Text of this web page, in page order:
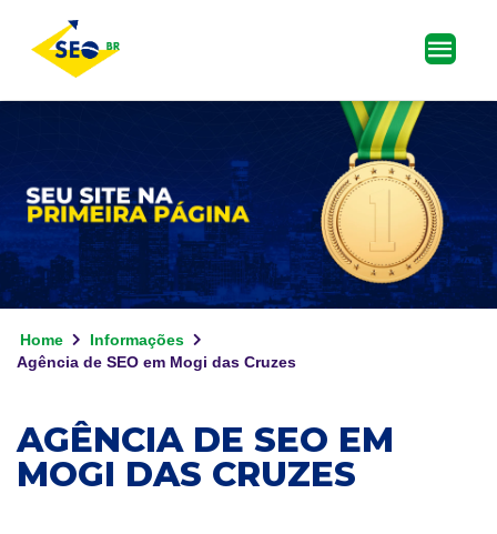
Home
Informações
Agência de SEO em Mogi das Cruzes
AGÊNCIA DE SEO EM
MOGI DAS CRUZES